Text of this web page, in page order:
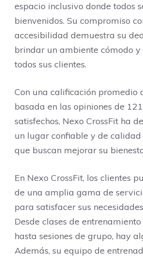
espacio inclusivo donde todos
bienvenidos. Su compromiso
accesibilidad demuestra su
brindar un ambiente cómodo y
todos sus clientes.
Con una calificación promedio
basada en las opiniones de
satisfechos, Nexo CrossFit ha
un lugar confiable y de
que buscan mejorar su
En Nexo CrossFit, los clientes
de una amplia gama de
para satisfacer sus
Desde clases de
hasta sesiones de grupo, hay
Además, su equipo de